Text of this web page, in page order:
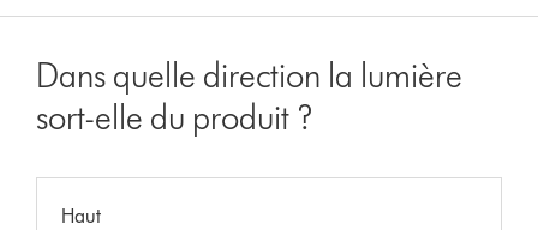
Dans quelle direction la lumière
sort-elle du produit ?
Haut